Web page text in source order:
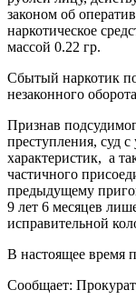
законом об
наркотическое
массой 0.22 гр.
Сбытый наркотик
незаконного
Признав
преступления, суд
характеристик, а
частичного
предыдущему
9 лет 6 месяцев
исправительной
В настоящее время
Сообщает: